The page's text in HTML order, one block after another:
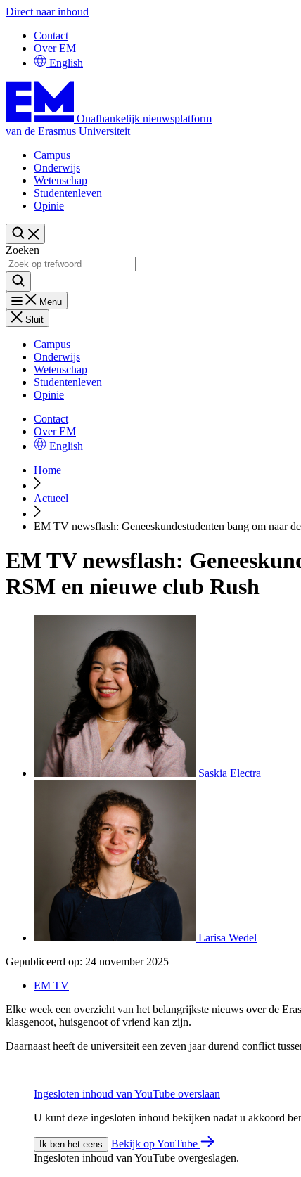
Direct naar inhoud
Contact
Over EM
English
Onafhankelijk nieuwsplatform
van de Erasmus Universiteit
Campus
Onderwijs
Wetenschap
Studentenleven
Opinie
Zoeken
Menu
Sluit
Campus
Onderwijs
Wetenschap
Studentenleven
Opinie
Contact
Over EM
English
Home
Actueel
EM TV newsflash: Geneeskundestudenten bang om naar
EM TV newsflash:
RSM en nieuwe club Rush
Saskia Electra
Larisa Wedel
Gepubliceerd op: 24 november 2025
EM TV
Elke week een overzicht van het belangrijkste nieuws over de
klasgenoot, huisgenoot of vriend kan zijn.
Daarnaast heeft de universiteit een zeven jaar durend conflict
Ingesloten inhoud van YouTube overslaan
U kunt deze ingesloten inhoud bekijken nadat u akkoord
Ik ben het eens
Bekijk op YouTube
Ingesloten inhoud van YouTube overgeslagen.